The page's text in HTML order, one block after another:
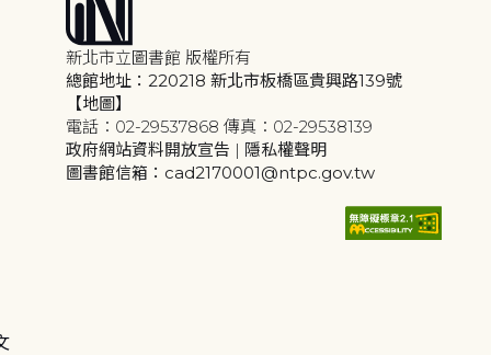
新北市立圖書館 版權所有
總館地址：220218 新北市板橋區貴興路139號
【地圖】
電話：02-29537868 傳真：02-29538139
政府網站資料開放宣告 | 隱私權聲明
圖書館信箱：cad2170001@ntpc.gov.tw